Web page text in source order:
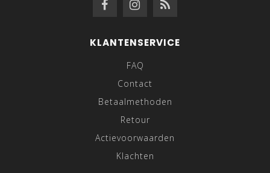
KLANTENSERVICE
FAQ
Contact
Betaalmethoden
Retour
Actievoorwaarden
Klachten